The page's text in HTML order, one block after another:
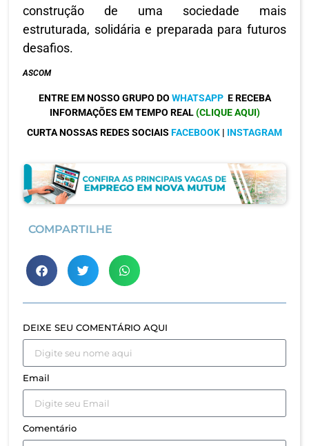
construção de uma sociedade mais
estruturada, solidária e preparada para futuros
desafios.
ASCOM
ENTRE EM NOSSO GRUPO DO WHATSAPP E RECEBA
INFORMAÇÕES EM TEMPO REAL(CLIQUE AQUI)
CURTA NOSSAS REDES SOCIAIS FACEBOOK | INSTAGRAM
COMPARTILHE
DEIXE SEU COMENTÁRIO AQUI
Email
Comentário